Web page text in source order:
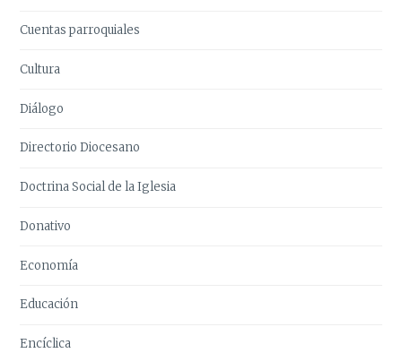
Cuentas parroquiales
Cultura
Diálogo
Directorio Diocesano
Doctrina Social de la Iglesia
Donativo
Economía
Educación
Encíclica